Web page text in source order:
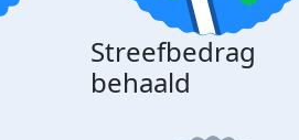
Streefbedrag
behaald